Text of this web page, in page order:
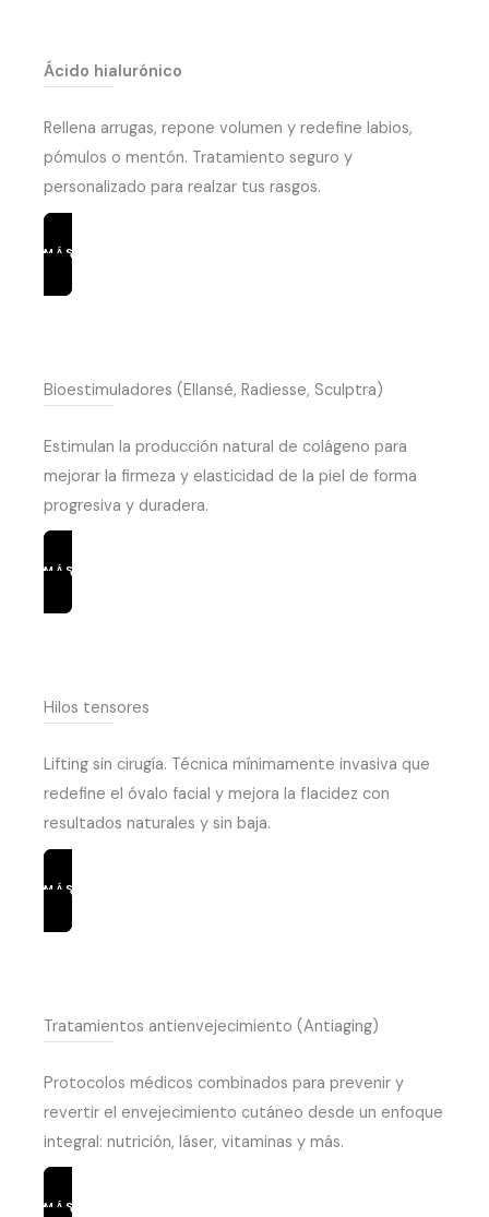
Ácido hialurónico
Rellena arrugas, repone volumen y redefine labios,
pómulos o mentón. Tratamiento seguro y
personalizado para realzar tus rasgos.
MÁS INFORMACIÓN
Bioestimuladores (Ellansé, Radiesse, Sculptra)
Estimulan la producción natural de colágeno para
mejorar la firmeza y elasticidad de la piel de forma
progresiva y duradera.
MÁS INFORMACIÓN
Hilos tensores
Lifting sin cirugía. Técnica mínimamente invasiva que
redefine el óvalo facial y mejora la flacidez con
resultados naturales y sin baja.
MÁS INFORMACIÓN
Tratamientos antienvejecimiento (Antiaging)
Protocolos médicos combinados para prevenir y
revertir el envejecimiento cutáneo desde un enfoque
integral: nutrición, láser, vitaminas y más.
MÁS INFORMACIÓN